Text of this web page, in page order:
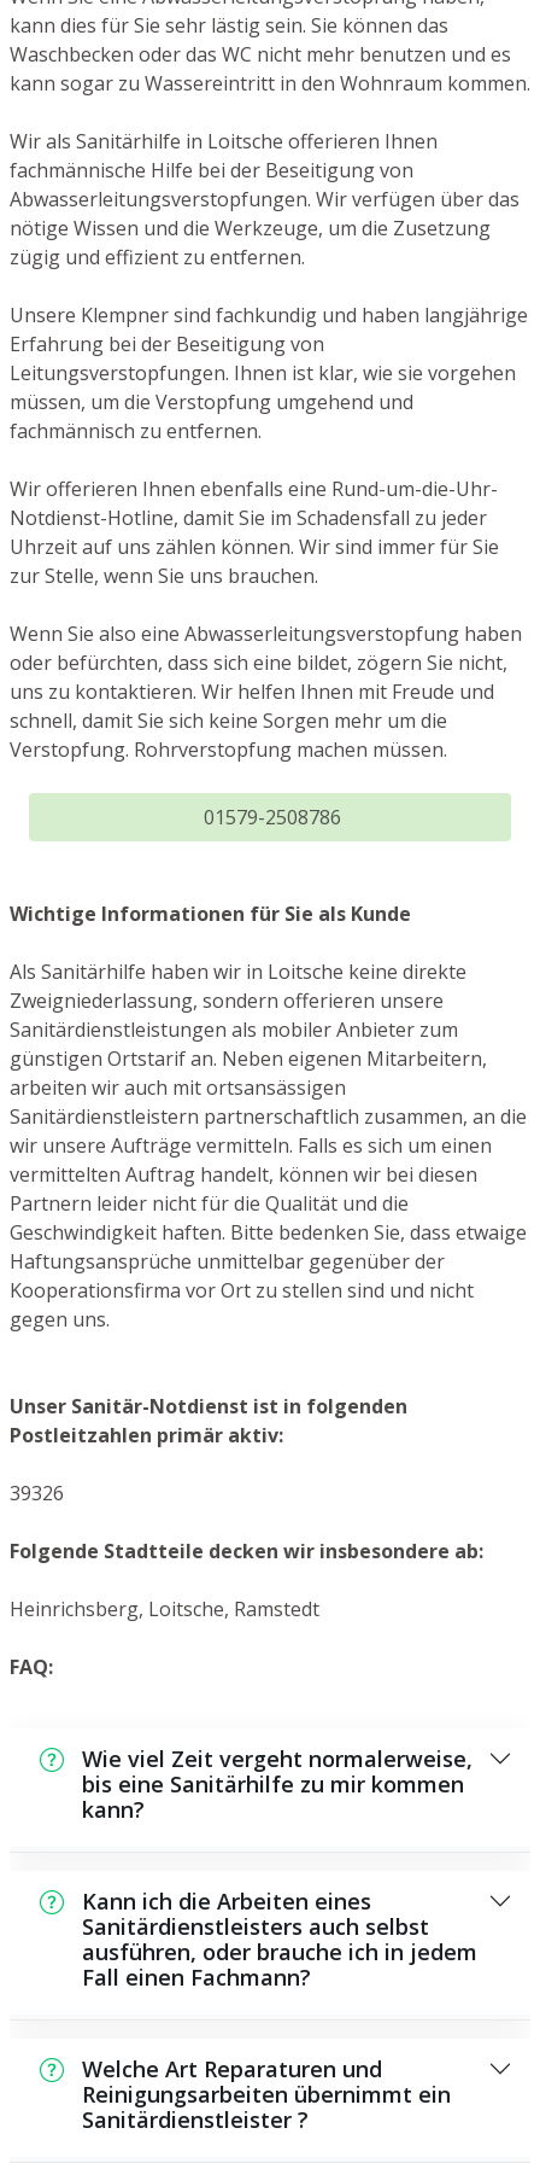
kann dies für Sie sehr lästig sein. Sie können das
Waschbecken oder das WC nicht mehr benutzen und es
kann sogar zu Wassereintritt in den Wohnraum kommen.
Wir als Sanitärhilfe in Loitsche offerieren Ihnen
fachmännische Hilfe bei der Beseitigung von
Abwasserleitungsverstopfungen. Wir verfügen über das
nötige Wissen und die Werkzeuge, um die Zusetzung
zügig und effizient zu entfernen.
Unsere Klempner sind fachkundig und haben langjährige
Erfahrung bei der Beseitigung von
Leitungsverstopfungen. Ihnen ist klar, wie sie vorgehen
müssen, um die Verstopfung umgehend und
fachmännisch zu entfernen.
Wir offerieren Ihnen ebenfalls eine Rund-um-die-Uhr-
Notdienst-Hotline, damit Sie im Schadensfall zu jeder
Uhrzeit auf uns zählen können. Wir sind immer für Sie
zur Stelle, wenn Sie uns brauchen.
Wenn Sie also eine Abwasserleitungsverstopfung haben
oder befürchten, dass sich eine bildet, zögern Sie nicht,
uns zu kontaktieren. Wir helfen Ihnen mit Freude und
schnell, damit Sie sich keine Sorgen mehr um die
Verstopfung. Rohrverstopfung machen müssen.
01579-2508786
Wichtige Informationen für Sie als Kunde
Als Sanitärhilfe haben wir in Loitsche keine direkte
Zweigniederlassung, sondern offerieren unsere
Sanitärdienstleistungen als mobiler Anbieter zum
günstigen Ortstarif an. Neben eigenen Mitarbeitern,
arbeiten wir auch mit ortsansässigen
Sanitärdienstleistern partnerschaftlich zusammen, an die
wir unsere Aufträge vermitteln. Falls es sich um einen
vermittelten Auftrag handelt, können wir bei diesen
Partnern leider nicht für die Qualität und die
Geschwindigkeit haften. Bitte bedenken Sie, dass etwaige
Haftungsansprüche unmittelbar gegenüber der
Kooperationsfirma vor Ort zu stellen sind und nicht
gegen uns.
Unser Sanitär-Notdienst ist in folgenden
Postleitzahlen primär aktiv:
39326
Folgende Stadtteile decken wir insbesondere ab:
Heinrichsberg, Loitsche, Ramstedt
FAQ:
Wie viel Zeit vergeht normalerweise,
bis eine Sanitärhilfe zu mir kommen
kann?
Ihnen vor Ort sein. Das hängt unter anderem
von der Auftragslage zu dem Zeitraum ab
und von der Verkehrslage und der örtlichen
Gegebenheit.
Kann ich die Arbeiten eines
Sanitärdienstleisters auch selbst
ausführen, oder brauche ich in jedem
Fall einen Fachmann?
Wartungsarbeiten, die Sie selbst ausführen
können, zum Beispiel die Anwendung von
Rohrreinigern aus dem Geschäft. Allerdings
Welche Art Reparaturen und
Reinigungsarbeiten übernimmt ein
Sanitärdienstleister ?